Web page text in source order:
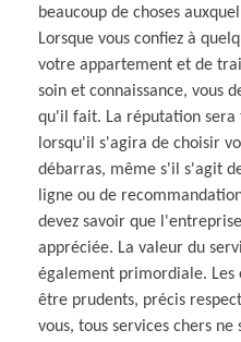
beaucoup de choses
Lorsque vous confiez à
votre appartement et de
soin et connaissance, vous
qu'il fait. La réputation
lorsqu'il s'agira de choisir
débarras, même s'il s'agit
ligne ou de
devez savoir que
appréciée. La valeur du
également primordiale. Les
être prudents, précis
vous, tous services chers